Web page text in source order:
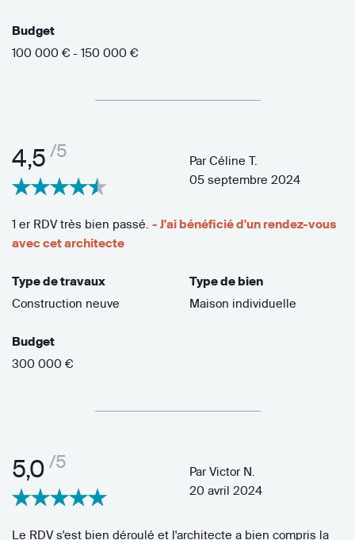
Budget
100 000 € - 150 000 €
4,5 /5 Par Céline T.
05 septembre 2024
1 er RDV très bien passé. - J'ai bénéficié d'un rendez-vous
avec cet architecte
Type de travaux
Construction neuve
Type de bien
Maison individuelle
Budget
300 000 €
5,0 /5 Par Victor N.
20 avril 2024
Le RDV s'est bien déroulé et l'architecte a bien compris la